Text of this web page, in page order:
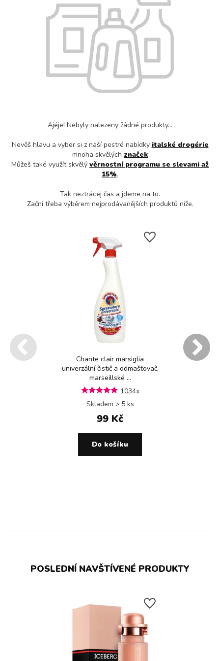
Ajéje! Nebyly nalezeny žádné produkty...
Nevěš hlavu a vyber si z naší pestré nabídky italské drogérie
mnoha skvělých značek
Můžeš také využít skvělý věrnostní programu se slevami až
15%.
Tak neztrácej čas a jdeme na to.
Začni třeba výběrem nejprodávanějších produktů níže.
Chante clair marsiglia
univerzální čistič a odmašťovač,
marseillské ...
1034x
Skladem > 5 ks
99 Kč
Do košíku
POSLEDNÍ NAVŠTÍVENÉ PRODUKTY